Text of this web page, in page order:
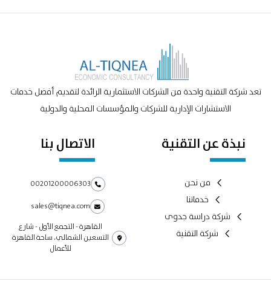
تعد شركة التقنية واحدة من الشركات الاستثمارية الرائدة لتقديم أفضل خدمات
الاستشارات الإدارية للشركات والمؤسسات المحلية والدولية
نبذة عن التقنية
من نحن
خدماتنا
شركة دراسة جدوى
شركة التقنية
الاتصال بنا
00201200006303
sales@tiqnea.com
القاهرة - التجمع الأول - شارع
التسعين الشمالي، ساحة القاهرة
للأعمال